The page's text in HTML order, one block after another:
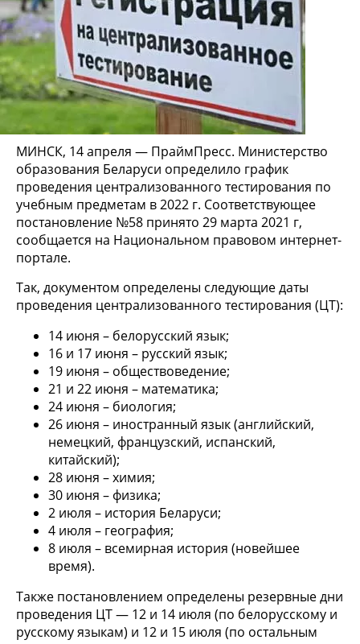
МИНСК, 14 апреля — ПраймПресс. Министерство
образования Беларуси определило график
проведения централизованного тестирования по
учебным предметам в 2022 г. Соответствующее
постановление №58 принято 29 марта 2021 г,
сообщается на Национальном правовом интернет-
портале.
Так, документом определены следующие даты
проведения централизованного тестирования (ЦТ):
14 июня – белорусский язык;
16 и 17 июня – русский язык;
19 июня – обществоведение;
21 и 22 июня – математика;
24 июня – биология;
26 июня – иностранный язык (английский,
немецкий, французский, испанский,
китайский);
28 июня – химия;
30 июня – физика;
2 июля – история Беларуси;
4 июля – география;
8 июля – всемирная история (новейшее
время).
Также постановлением определены резервные дни
проведения ЦТ — 12 и 14 июля (по белорусскому и
русскому языкам) и 12 и 15 июля (по остальным